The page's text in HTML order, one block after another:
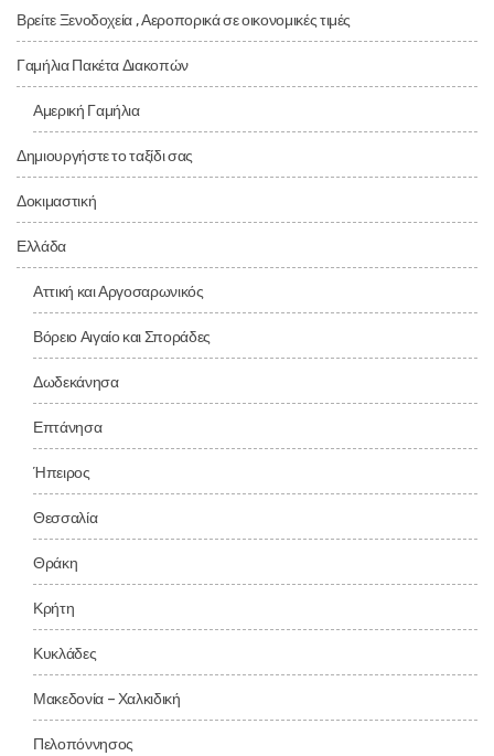
Βρείτε Ξενοδοχεία , Αεροπορικά σε οικονομικές τιμές
Γαμήλια Πακέτα Διακοπών
Αμερική Γαμήλια
Δημιουργήστε το ταξίδι σας
Δοκιμαστική
Ελλάδα
Αττική και Αργοσαρωνικός
Βόρειο Αιγαίο και Σποράδες
Δωδεκάνησα
Επτάνησα
Ήπειρος
Θεσσαλία
Θράκη
Κρήτη
Κυκλάδες
Μακεδονία – Χαλκιδική
Πελοπόννησος